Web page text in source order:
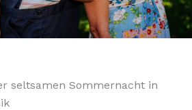
seltsamen Sommernacht in